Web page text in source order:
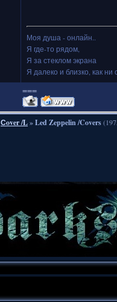
Моя душа - онлайн..
Я где-то рядом,
Я за стеклом экрана
Я далеко и близко, как ни
===
Сover /L»Led Zeppelin /Covers